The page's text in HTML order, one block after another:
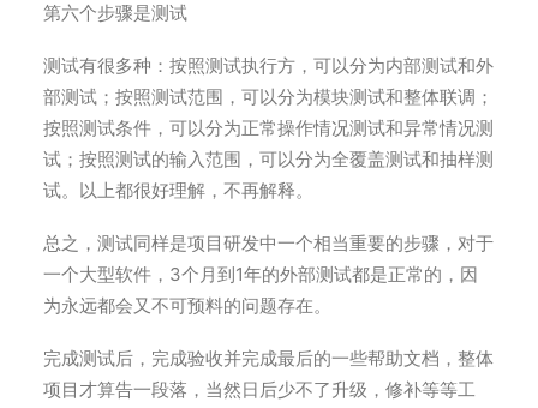
第六个步骤是测试
测试有很多种：按照测试执行方，可以分为内部测试和外
部测试；按照测试范围，可以分为模块测试和整体联调；
按照测试条件，可以分为正常操作情况测试和异常情况测
试；按照测试的输入范围，可以分为全覆盖测试和抽样测
试。以上都很好理解，不再解释。
总之，测试同样是项目研发中一个相当重要的步骤，对于
一个大型软件，3个月到1年的外部测试都是正常的，因
为永远都会又不可预料的问题存在。
完成测试后，完成验收并完成最后的一些帮助文档，整体
项目才算告一段落，当然日后少不了升级，修补等等工